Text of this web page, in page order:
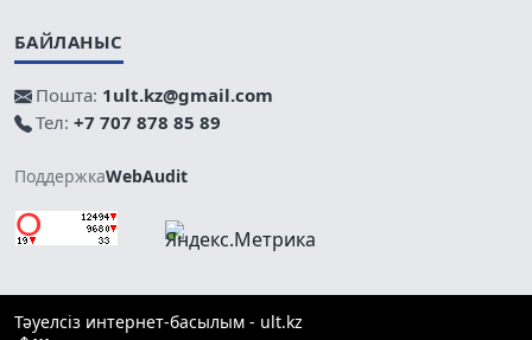
БАЙЛАНЫС
Пошта: 1ult.kz@gmail.com
Тел: +7 707 878 85 89
ПоддержкаWebAudit
Тәуелсіз интернет-басылым - ult.kz